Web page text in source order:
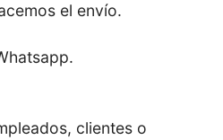
el envío.
clientes o